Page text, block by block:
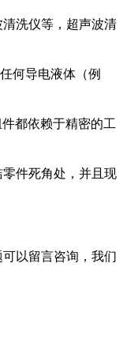
洗仪等，超声波清
何导电液体（例
都依赖于精密的工
件死角处，并且现
以留言咨询，我们